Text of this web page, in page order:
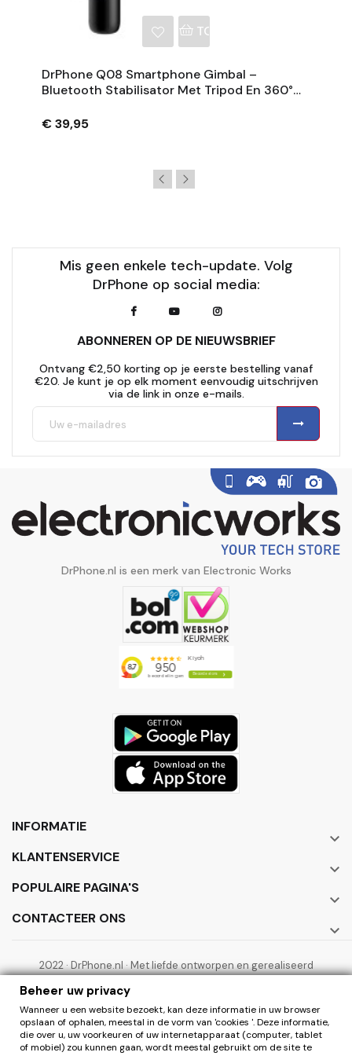
TOEVOEGEN AAN
DrPhone Q08 Smartphone Gimbal –
Bluetooth Stabilisator Met Tripod En 360°
€ 39,95
Mis geen enkele tech-update. Volg
DrPhone op social media:
ABONNEREN OP DE NIEUWSBRIEF
Ontvang €2,50 korting op je eerste bestelling vanaf
€20. Je kunt je op elk moment eenvoudig uitschrijven
via de link in onze e-mails.
DrPhone.nl is een merk van Electronic Works
INFORMATIE

KLANTENSERVICE

POPULAIRE PAGINA'S

CONTACTEER ONS

2022 · DrPhone.nl · Met liefde ontworpen en gerealiseerd
Beheer uw privacy
Wanneer u een website bezoekt, kan deze informatie in uw browser
opslaan of ophalen, meestal in de vorm van 'cookies '. Deze informatie,
die over u, uw voorkeuren of uw internetapparaat (computer, tablet
of mobiel) zou kunnen gaan, wordt meestal gebruikt om de site te